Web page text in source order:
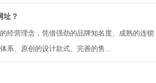
址？
经营理念，凭借强劲的品牌知名度、成熟的连锁
系、原创的设计款式、完善的售...